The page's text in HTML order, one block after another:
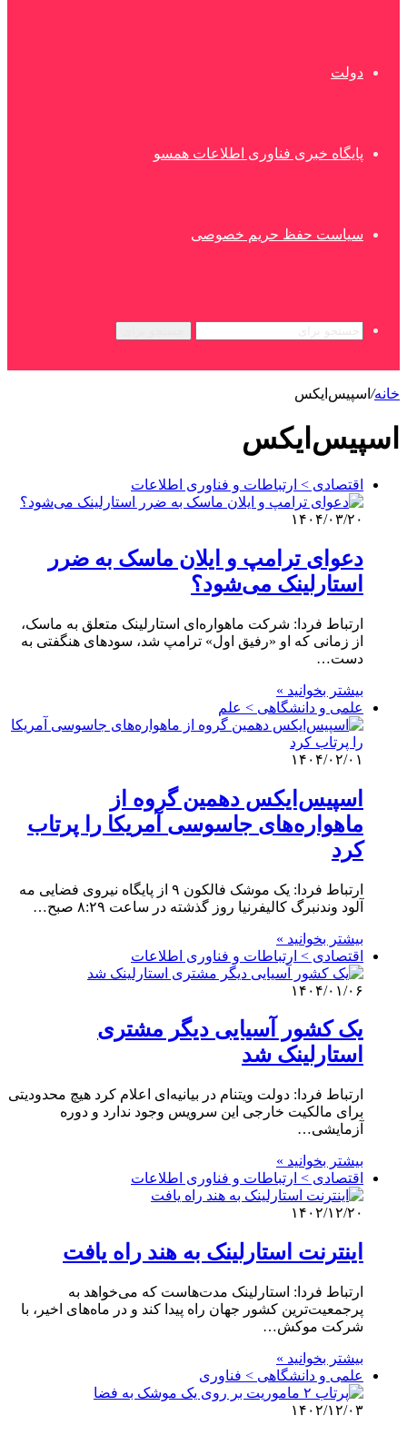
دولت
پایگاه خبری فناوری اطلاعات همسو
سیاست حفظ حریم خصوصی
خانه/ اسپیس‌ایکس
اسپیس‌ایکس
اقتصادی > ارتباطات و فناوری اطلاعات
۱۴۰۴/۰۳/۲۰
دعوای ترامپ و ایلان ماسک به ضرر
استارلینک می‌شود؟
ارتباط فردا: شرکت ماهواره‌ای استارلینک متعلق به ماسک،
از زمانی که او «رفیق اول» ترامپ شد، سودهای هنگفتی به
دست…
بیشتر بخوانید »
علمی‌ و دانشگاهی > علم
۱۴۰۴/۰۲/۰۱
اسپیس‌ایکس دهمین گروه از
ماهواره‌های جاسوسی آمریکا را پرتاب
کرد
ارتباط فردا: یک موشک فالکون ۹ از پایگاه نیروی فضایی مه
آلود وندنبرگ کالیفرنیا روز گذشته در ساعت ۸:۲۹ صبح…
بیشتر بخوانید »
اقتصادی > ارتباطات و فناوری اطلاعات
۱۴۰۴/۰۱/۰۶
یک کشور آسیایی دیگر مشتری
استارلینک شد
ارتباط فردا: دولت ویتنام در بیانیه‌ای اعلام کرد هیچ محدودیتی
برای مالکیت خارجی این سرویس وجود ندارد و دوره
آزمایشی…
بیشتر بخوانید »
اقتصادی > ارتباطات و فناوری اطلاعات
۱۴۰۲/۱۲/۲۰
اینترنت استارلینک به هند راه یافت
ارتباط فردا: استارلینک مدت‌هاست که می‌خواهد به
پرجمعیت‌ترین کشور جهان راه پیدا کند و در ماه‌های اخیر، با
شرکت موکش…
بیشتر بخوانید »
علمی‌ و دانشگاهی > فناوری
۱۴۰۲/۱۲/۰۳